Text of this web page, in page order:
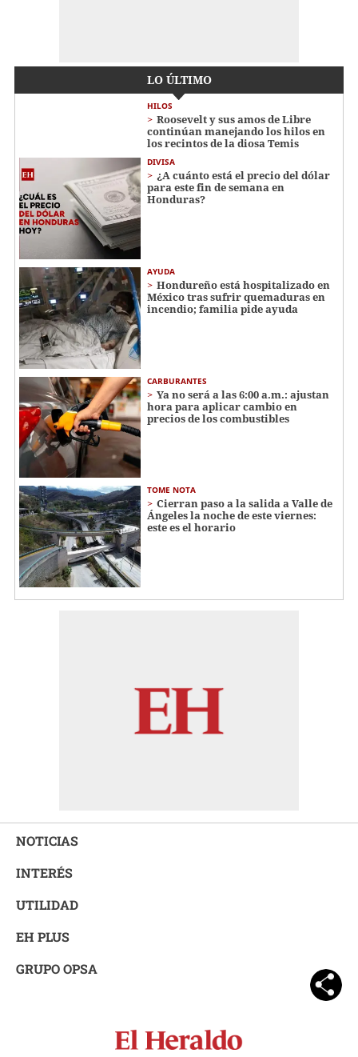
LO ÚLTIMO
HILOS
Roosevelt y sus amos de Libre
continúan manejando los hilos en
los recintos de la diosa Temis
DIVISA
¿A cuánto está el precio del dólar
para este fin de semana en
Honduras?
AYUDA
Hondureño está hospitalizado en
México tras sufrir quemaduras en
incendio; familia pide ayuda
CARBURANTES
Ya no será a las 6:00 a.m.: ajustan
hora para aplicar cambio en
precios de los combustibles
TOME NOTA
Cierran paso a la salida a Valle de
Ángeles la noche de este viernes:
este es el horario
NOTICIAS
INTERÉS
UTILIDAD
EH PLUS
GRUPO OPSA